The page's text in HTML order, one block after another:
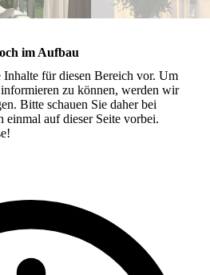
im Aufbau
für diesen Bereich vor. Um
zu können, werden wir
Bitte schauen Sie daher bei
einmal auf dieser Seite vorbei.